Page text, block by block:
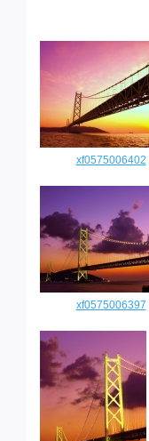
xf0575006402
xf0575006397